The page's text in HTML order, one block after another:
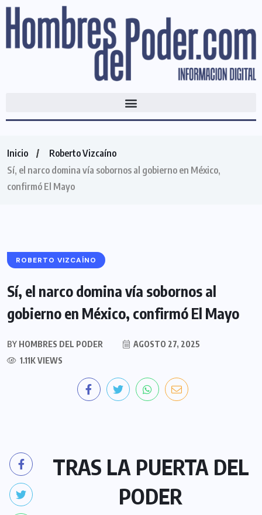
Inicio
Roberto Vizcaíno
Sí, el narco domina vía sobornos al gobierno en México,
confirmó El Mayo
ROBERTO VIZCAÍNO
Sí, el narco domina vía sobornos al
gobierno en México, confirmó El Mayo
BY HOMBRES DEL PODER
AGOSTO 27, 2025
1.11K VIEWS
TRAS LA PUERTA DEL
PODER